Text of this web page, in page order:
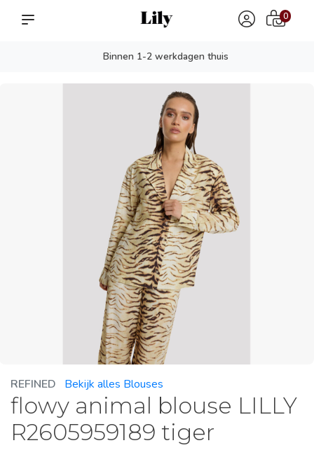
Binnen 1-2 werkdagen thuis
0
REFINED Bekijk alles Blouses
flowy animal blouse LILLY
R2605959189 tiger